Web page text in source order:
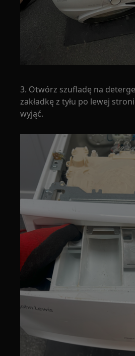
3. Otwórz szufladę na
zakładkę z tyłu po lewej
wyjąć.